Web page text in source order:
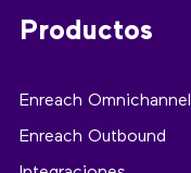
Productos
Enreach Omnichannel
Enreach Outbound